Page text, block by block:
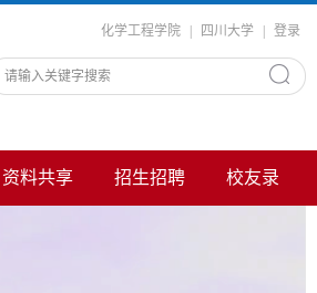
化学工程学院 四川大学 登录
资料共享 招生招聘 校友录